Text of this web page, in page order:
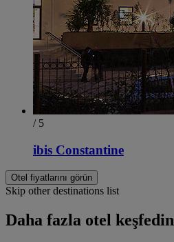
/ 5
ibis Constantine
Otel fiyatlarını görün
Skip other destinations list
Daha fazla otel keşfedin